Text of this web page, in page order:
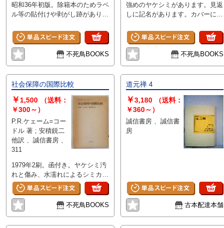
昭和36年初版。除籍本のためラベ
ル等の貼付けや剥がし跡がありま
傷みがあります。
不死鳥BOOKS
強めのヤケシミがあります。見返
しに記名があります。カバーに汚
不死鳥BOOKS
社会保障の国際比較
￥ 1,500
（送料：
￥300～）
P.R.ケェーム=コー
ドル 著 ; 安積鋭二
他訳 、誠信書房 、
311
1979年2刷。函付き。ヤケシミ汚
れと傷み、水濡れによるシミカ
ビ、わずかに折れがあります。
不死鳥BOOKS
道元禅 4
￥3,180
（送料：
￥360～）
誠信書房 、誠信書
房
古本配達本舗